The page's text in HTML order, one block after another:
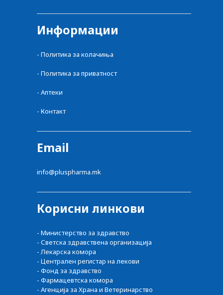
Информации
- Политика за колачиња
- Политика за приватност
- Аптеки
- Контакт
Email
info@pluspharma.mk
Корисни линкови
- Министерство за здравство
- Светска здравствена организација
- Лекарска комора
- Централен регистар на лекови
- Фонд за здравство
- Фармацевтска комора
- Агенција за Храна и Ветеринарство